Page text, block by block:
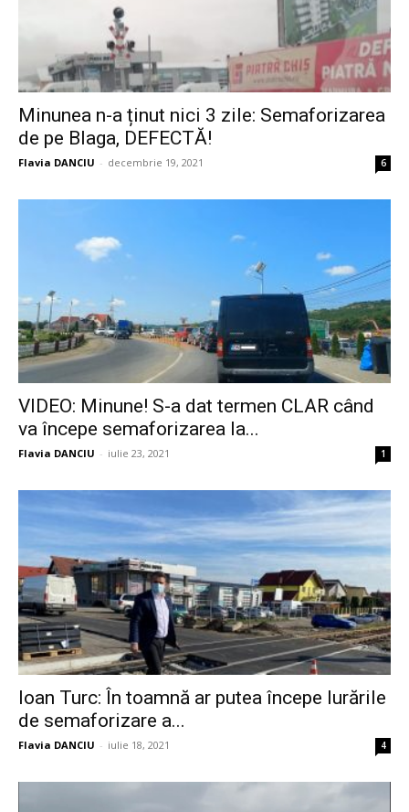
Minunea n-a ținut nici 3 zile: Semaforizarea
de pe Blaga, DEFECTĂ!
Flavia DANCIU - decembrie 19, 2021 6
VIDEO: Minune! S-a dat termen CLAR când
va începe semaforizarea la...
Flavia DANCIU - iulie 23, 2021 1
Ioan Turc: În toamnă ar putea începe lurările
de semaforizare a...
Flavia DANCIU - iulie 18, 2021 4